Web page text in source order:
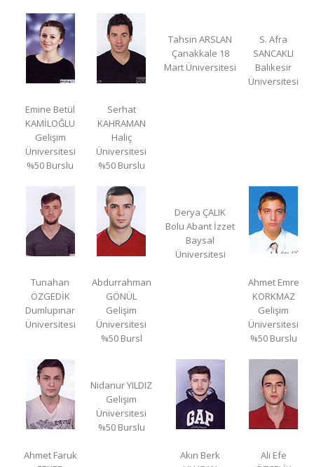
Emine Betül
KAMİLOĞLU
Gelişim
Üniversitesi
%50 Burslu
Serhat
KAHRAMAN
Haliç
Üniversitesi
%50 Burslu
Tahsin ARSLAN
Çanakkale 18
Mart Üniversitesi
S. Afra
SANCAKLI
Balıkesir
Üniversitesi
Tunahan
ÖZGEDİK
Dumlupınar
Üniversitesi
Abdurrahman
GÖNÜL
Gelişim
Üniversitesi
%50 Bursl
Derya ÇALIK
Bolu Abant İzzet
Baysal
Üniversitesi
Ahmet Emre
KORKMAZ
Gelişim
Üniversitesi
%50 Burslu
Ahmet Faruk
Nidanur YILDIZ
Gelişim
Üniversitesi
%50 Burslu
Akın Berk
Ali Efe